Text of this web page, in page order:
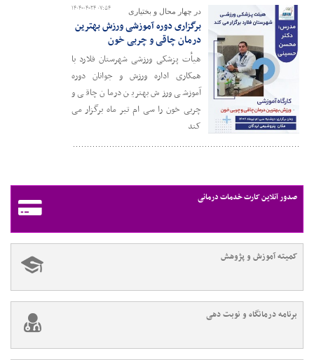
۱۴۰۴-۰۴-۲۴ ۰۷:۵۴ در چهار محال و بختیاری
برگزاری دوره آموزشی ورزش بهترین
درمان چاقی و چربی خون
هیأت پزشکی ورزشی شهرستان فلارد با
همکاری اداره ورزش و جوانان دوره
آموزشی ورزش بهترین درمان چاقی و
چربی خون را سی ام تیر ماه برگزار می
کند
صدور آنلاین کارت خدمات درمانی
کمیته آموزش و پژوهش
برنامه درمانگاه و نوبت دهی